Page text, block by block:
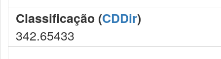
Classificação (CDDir)
342.65433